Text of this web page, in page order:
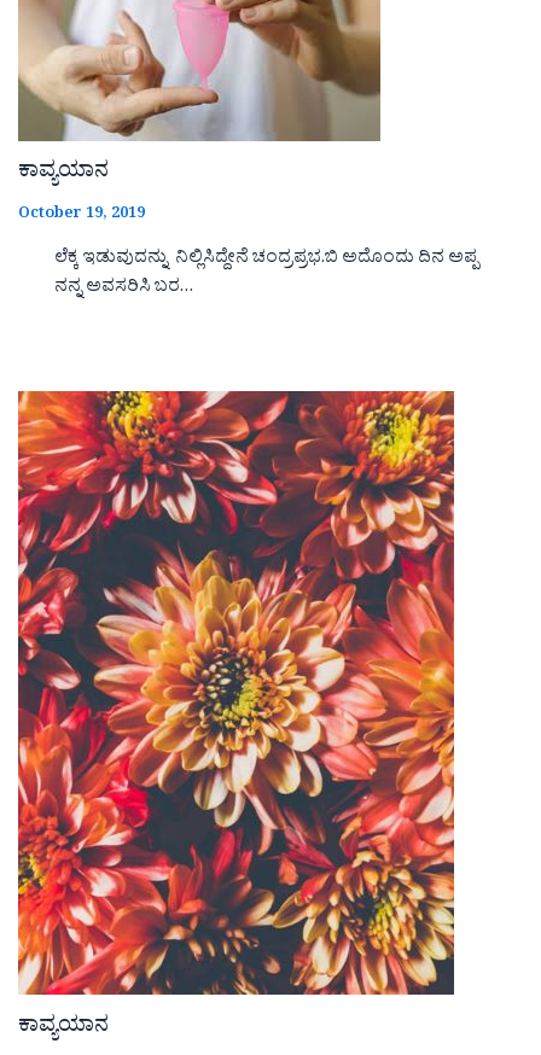
ಕಾವ್ಯಯಾನ
October 19, 2019
ಲೆಕ್ಕ ಇಡುವುದನ್ನು ನಿಲ್ಲಿಸಿದ್ದೇನೆ ಚಂದ್ರಪ್ರಭ.ಬಿ ಅದೊಂದು ದಿನ ಅಪ್ಪ
ನನ್ನ ಅವಸರಿಸಿ ಬರ…
ಕಾವ್ಯಯಾನ